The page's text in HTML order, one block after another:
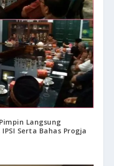
Langsung
Serta Bahas Progja